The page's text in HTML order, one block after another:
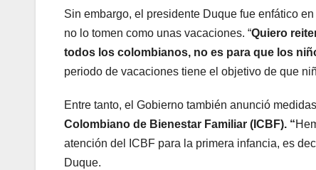
Sin embargo, el presidente Duque fue enfático
no lo tomen como unas vacaciones. “Quiero
todos los colombianos, no es para que los
periodo de vacaciones tiene el objetivo de que
Entre tanto, el Gobierno también anunció
Colombiano de Bienestar Familiar (ICBF). “
atención del ICBF para la primera infancia, es
Duque.